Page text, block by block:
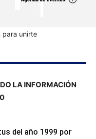
para unirte
LA INFORMACIÓN
del año 1999 por